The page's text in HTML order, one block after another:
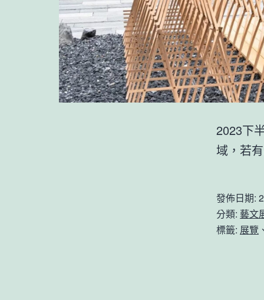
2023下
域，若
發佈日期:
分類: 藝文
標籤: 展覽 、